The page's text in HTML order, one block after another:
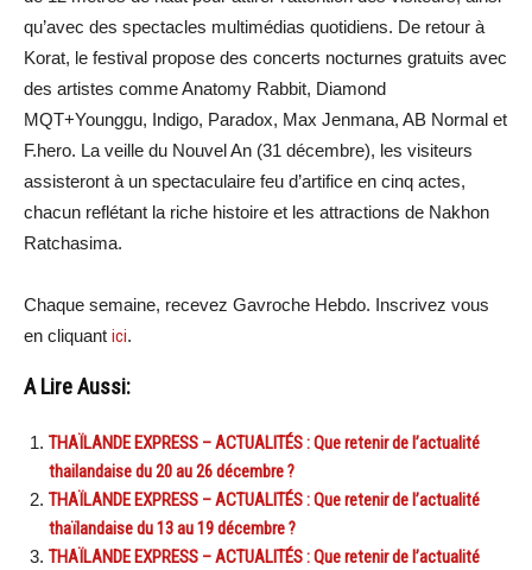
qu’avec des spectacles multimédias quotidiens. De retour à
Korat, le festival propose des concerts nocturnes gratuits avec
des artistes comme Anatomy Rabbit, Diamond
MQT+Younggu, Indigo, Paradox, Max Jenmana, AB Normal et
F.hero. La veille du Nouvel An (31 décembre), les visiteurs
assisteront à un spectaculaire feu d’artifice en cinq actes,
chacun reflétant la riche histoire et les attractions de Nakhon
Ratchasima.
Chaque semaine, recevez Gavroche Hebdo. Inscrivez vous
en cliquant ici.
A Lire Aussi:
THAÏLANDE EXPRESS – ACTUALITÉS : Que retenir de l’actualité
thailandaise du 20 au 26 décembre ?
THAÏLANDE EXPRESS – ACTUALITÉS : Que retenir de l’actualité
thaïlandaise du 13 au 19 décembre ?
THAÏLANDE EXPRESS – ACTUALITÉS : Que retenir de l’actualité